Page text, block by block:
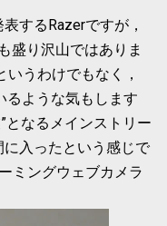
するRazerですが，
盛り沢山ではありま
うわけでもなく，
るような気もします
となるメインストリー
入ったという感じで
ミングウェブカメラ